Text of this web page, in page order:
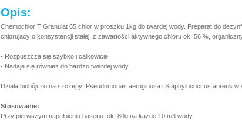
Opis:
Chemochlor T Granulat 65 chlor w proszku 1kg do twardej wody. Preparat do
chlorujący o konsystencji stałej, z zawartości aktywnego chloru ok. 56 %,
- Rozpuszcza się szybko i całkowicie.
- Nadaje się również do bardzo twardej wody.
Działa biobójczo na szczepy: Pseudomonas aeruginosa i Staphylococcus aureus
Stosowanie:
Przy pierwszym napełnieniu basenu: ok. 80g na każde 10 m3 wody.